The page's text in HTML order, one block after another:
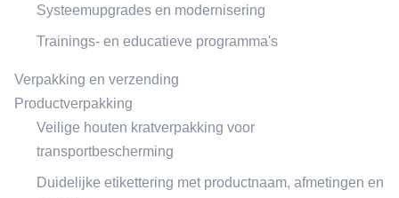
Systeemupgrades en modernisering
Trainings- en educatieve programma's
Verpakking en verzending
Productverpakking
Veilige houten kratverpakking voor
transportbescherming
Duidelijke etikettering met productnaam, afmetingen en